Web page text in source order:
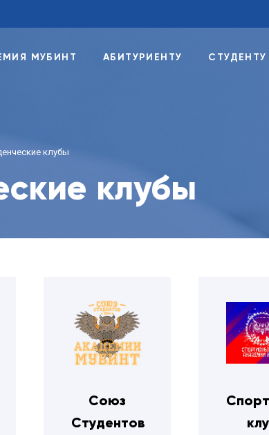
МУБИНТ АБИТУРИЕНТУ СТУДЕНТУ
клубы
клубы
Союз
Студентов